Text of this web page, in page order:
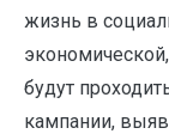
жизнь в
будут
кампании,